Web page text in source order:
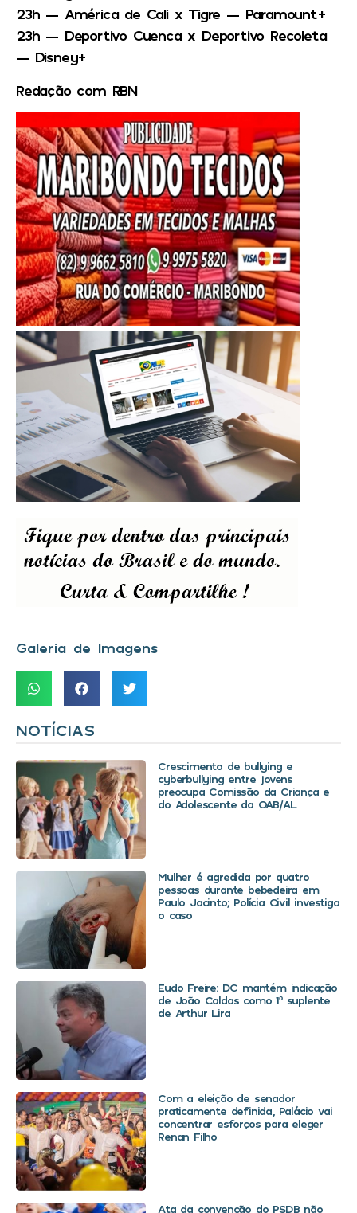
23h — América de Cali x Tigre — Paramount+
23h — Deportivo Cuenca x Deportivo Recoleta
— Disney+
Redação com RBN
Galeria de Imagens
NOTÍCIAS
Crescimento de bullying e
cyberbullying entre jovens
preocupa Comissão da Criança e
do Adolescente da OAB/AL
Mulher é agredida por quatro
pessoas durante bebedeira em
Paulo Jacinto; Polícia Civil investiga
o caso
Eudo Freire: DC mantém indicação
de João Caldas como 1º suplente
de Arthur Lira
Com a eleição de senador
praticamente definida, Palácio vai
concentrar esforços para eleger
Renan Filho
Ata da convenção do PSDB não